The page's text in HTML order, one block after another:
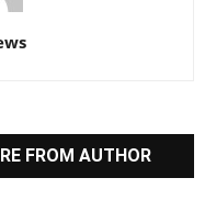
FROM AUTHOR